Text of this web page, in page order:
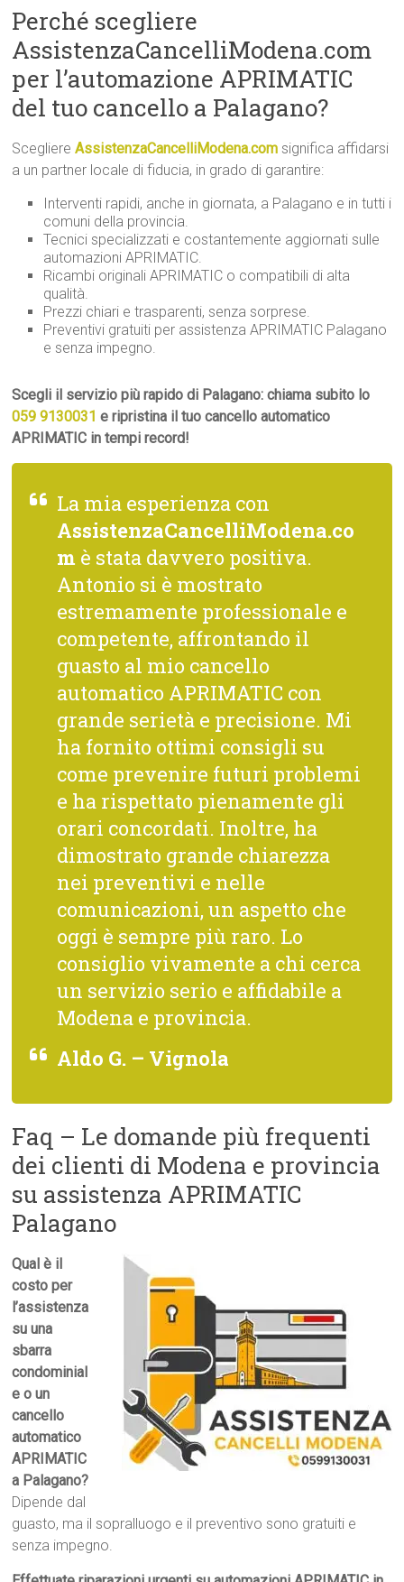
Perché scegliere
AssistenzaCancelliModena.com
per l’automazione APRIMATIC
del tuo cancello a Palagano?
ScegliereAssistenzaCancelliModena.com significa affidarsi
a un partner locale di fiducia, in grado di garantire:
Interventi rapidi, anche in giornata, a Palagano e in tutti i
comuni della provincia.
Tecnici specializzati e costantemente aggiornati sulle
automazioni APRIMATIC.
Ricambi originali APRIMATIC o compatibili di alta
qualità.
Prezzi chiari e trasparenti, senza sorprese.
Preventivi gratuiti per assistenza APRIMATIC Palagano
e senza impegno.
Scegli il servizio più rapido di Palagano: chiama subito lo
059 9130031 e ripristina il tuo cancello automatico
APRIMATIC in tempi record!
La mia esperienza con
AssistenzaCancelliModena.co
m è stata davvero positiva.
Antonio si è mostrato
estremamente professionale e
competente, affrontando il
guasto al mio cancello
automatico APRIMATIC con
grande serietà e precisione. Mi
ha fornito ottimi consigli su
come prevenire futuri problemi
e ha rispettato pienamente gli
orari concordati. Inoltre, ha
dimostrato grande chiarezza
nei preventivi e nelle
comunicazioni, un aspetto che
oggi è sempre più raro. Lo
consiglio vivamente a chi cerca
un servizio serio e affidabile a
Modena e provincia.
Aldo G. – Vignola
Faq – Le domande più frequenti
dei clienti di Modena e provincia
su assistenza APRIMATIC
Palagano
Qual è il
costo per
l’assistenza
su una
sbarra
condominial
e o un
cancello
automatico
APRIMATIC
a Palagano?
Dipende dal
guasto, ma il sopralluogo e il preventivo sono gratuiti e
senza impegno.